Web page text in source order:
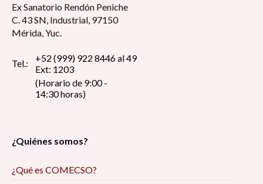
Ex Sanatorio Rendón Peniche
C. 43 SN, Industrial, 97150
Mérida, Yuc.
Tel.:
+52 (999) 922 8446 al 49
Ext: 1203
(Horario de 9:00 -
14:30 horas)
¿Quiénes somos?
¿Qué es COMECSO?